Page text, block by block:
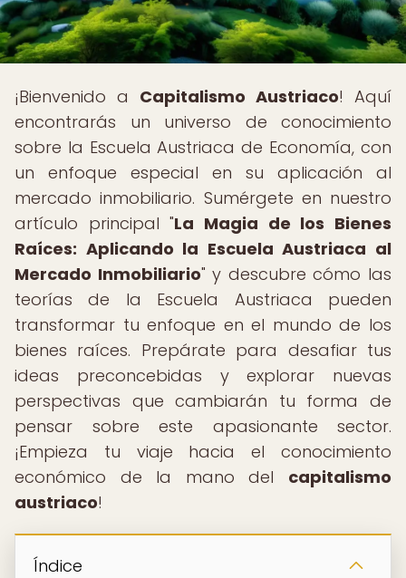
¡Bienvenido a Capitalismo Austriaco! Aquí
encontrarás un universo de conocimiento
sobre la Escuela Austriaca de Economía, con
un enfoque especial en su aplicación al
mercado inmobiliario. Sumérgete en nuestro
artículo principal "La Magia de los Bienes
Raíces: Aplicando la Escuela Austriaca al
Mercado Inmobiliario" y descubre cómo las
teorías de la Escuela Austriaca pueden
transformar tu enfoque en el mundo de los
bienes raíces. Prepárate para desafiar tus
ideas preconcebidas y explorar nuevas
perspectivas que cambiarán tu forma de
pensar sobre este apasionante sector.
¡Empieza tu viaje hacia el conocimiento
económico de la mano del capitalismo
austriaco!
Índice